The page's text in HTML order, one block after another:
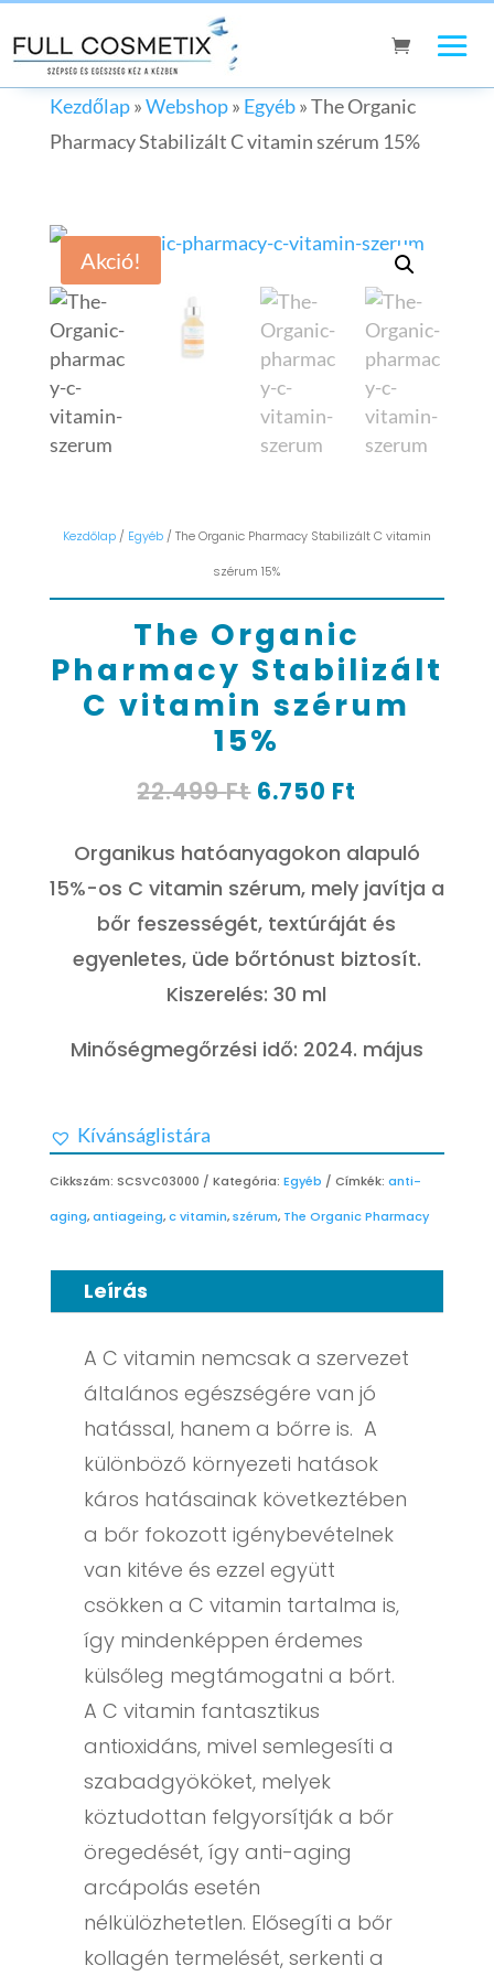
Kezdőlap»Webshop» Egyéb»The Organic
Pharmacy Stabilizált C vitamin szérum 15%
Akció!
Kezdőlap/ Egyéb/ The Organic Pharmacy Stabilizált C vitamin
szérum 15%
The Organic
Pharmacy Stabilizált
C vitamin szérum
15%
22.499Ft Original
22.499 Ft.
6.750 Ft
6.750 Ft.
Organikus hatóanyagokon alapuló
15%-os C vitamin szérum, mely javítja a
bőr feszességét, textúráját és
egyenletes, üde bőrtónust biztosít.
Kiszerelés: 30 ml
Minőségmegőrzési idő: 2024. május
Kívánságlistára
Cikkszám: SCSVC03000 Kategória: Egyéb Címkék: anti-
aging,antiageing,c vitamin,szérum, The Organic Pharmacy
Leírás
A C vitamin nemcsak a szervezet
általános egészségére van jó
hatással, hanem a bőrre is. A
különböző környezeti hatások
káros hatásainak következtében
a bőr fokozott igénybevételnek
van kitéve és ezzel együtt
csökken a C vitamin tartalma is,
így mindenképpen érdemes
külsőleg megtámogatni a bőrt.
A C vitamin fantasztikus
antioxidáns, mivel semlegesíti a
szabadgyököket, melyek
köztudottan felgyorsítják a bőr
öregedését, így anti-aging
arcápolás esetén
nélkülözhetetlen. Elősegíti a bőr
kollagén termelését, serkenti a